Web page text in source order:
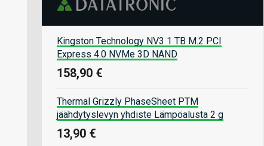
Kingston Technology NV3 1 TB M.2 PCI
Express 4.0 NVMe 3D NAND
158,90 €
Thermal Grizzly PhaseSheet PTM
jäähdytyslevyn yhdiste Lämpöalusta 2 g
13,90 €